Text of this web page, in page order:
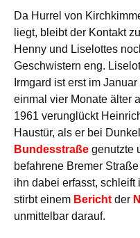
Da Hurrel von
liegt, bleibt der Kontakt
Henny und Liselottes
Geschwistern eng.
Irmgard ist erst im
einmal vier Monate älter
1961 verunglückt
Haustür, als er bei
Bundesstraße genutzte
befahrene Bremer
ihn dabei erfasst, schleift
stirbt einem Bericht der
unmittelbar darauf.